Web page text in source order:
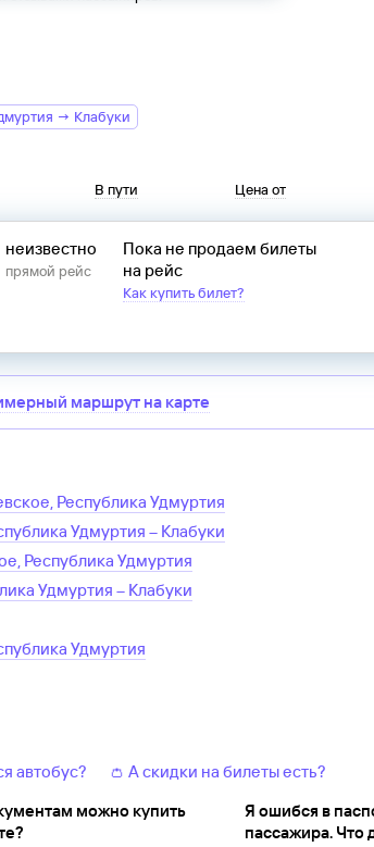
→ Клабуки
В пути Цена от
неизвестно
прямой рейс
Пока не продаем билеты
на рейс
Как купить билет?
маршрут на карте
Республика Удмуртия
Удмуртия – Клабуки
Республика Удмуртия
Удмуртия – Клабуки
Удмуртия
автобус?
👛 А скидки на билеты есть?
можно купить
Я ошибся в
пассажира. Что